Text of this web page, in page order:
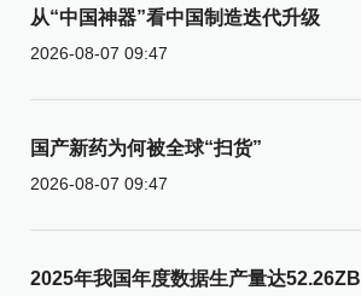
从“中国神器”看中国制造迭代升级
2026-08-07 09:47
国产新药为何被全球“扫货”
2026-08-07 09:47
2025年我国年度数据生产量达52.26ZB